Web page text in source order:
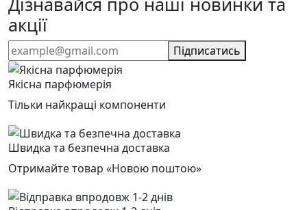
акції
Підписатись
Якісна парфюмерія
Тільки найкращі компоненти
Швидка та безпечна доставка
Отримайте товар «Новою поштою»